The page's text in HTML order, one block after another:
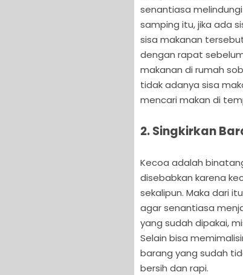
senantiasa
samping itu, jika ada
sisa makanan
dengan rapat
makanan di rumah
tidak adanya sisa
mencari makan di
2. Singkirkan
Kecoa adalah
disebabkan karena
sekalipun. Maka dari
agar senantiasa
yang sudah dipakai,
Selain bisa
barang yang sudah
bersih dan rapi.